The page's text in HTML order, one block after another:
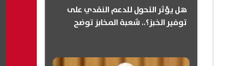
هل يؤثر التحول للدعم النقدي على
توفير الخبز؟.. شعبة المخابز توضح